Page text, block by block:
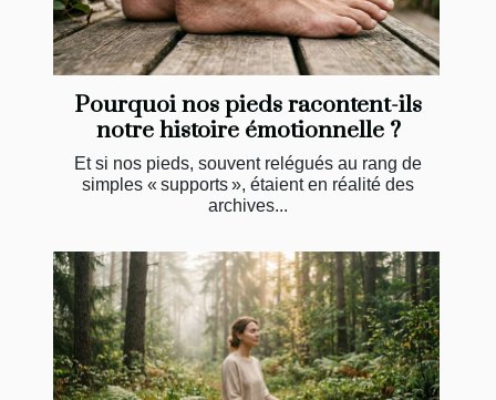
Pourquoi nos pieds racontent-ils
notre histoire émotionnelle ?
Et si nos pieds, souvent relégués au rang de
simples « supports », étaient en réalité des
archives...